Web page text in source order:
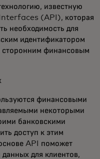
известную
(API), которая
необходимость для
идентификатором
сторонним финансовым
финансовыми
некоторыми
банковскими
доступ к этим
API поможет
для клиентов,